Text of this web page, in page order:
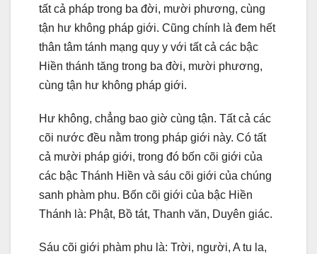
tất cả pháp trong ba đời, mười phương, cùng
tận hư không pháp giới. Cũng chính là đem hết
thân tâm tánh mạng quy y với tất cả các bậc
Hiền thánh tăng trong ba đời, mười phương,
cùng tận hư không pháp giới.
Hư không, chẳng bao giờ cùng tận. Tất cả các
cõi nước đều nằm trong pháp giới này. Có tất
cả mười pháp giới, trong đó bốn cõi giới của
các bậc Thánh Hiền và sáu cõi giới của chúng
sanh phàm phu. Bốn cõi giới của bậc Hiền
Thánh là: Phật, Bồ tát, Thanh văn, Duyên giác.
Sáu cõi giới phàm phu là: Trời, người, A tu la,